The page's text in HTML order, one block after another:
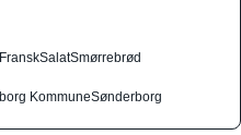
FranskSalatSmørrebrød
KommuneSønderborg